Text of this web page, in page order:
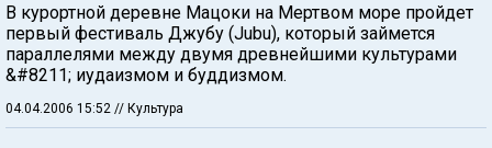
В курортной деревне Мацоки на Мертвом море пройдет
первый фестиваль Джубу (Jubu), который займется
параллелями между двумя древнейшими культурами
&#8211; иудаизмом и буддизмом.
04.04.2006 15:52 // Культура